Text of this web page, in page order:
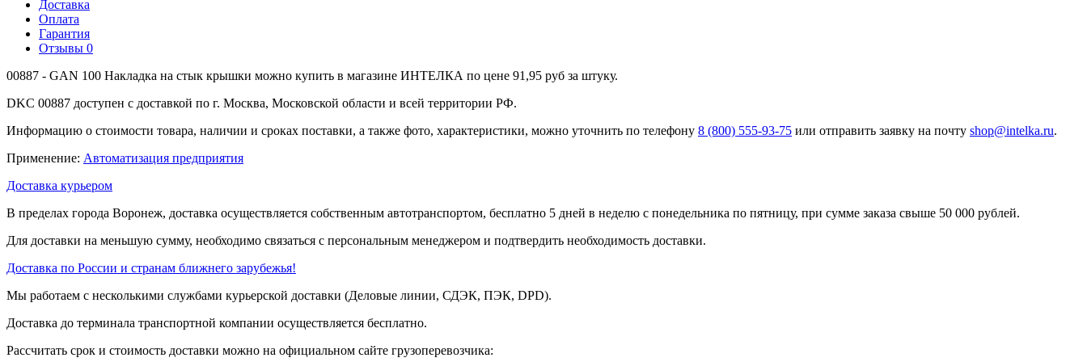
Доставка
Оплата
Гарантия
Отзывы 0
00887 - GAN 100 Накладка на стык крышки можно купить в магазине ИНТЕЛКА по цене 91,95 руб за штуку.
DKC 00887 доступен с доставкой по г. Москва, Московской области и всей территории РФ.
Информацию о стоимости товара, наличии и сроках поставки, а также фото, характеристики, можно уточнить по телефону 8 (800) 555-93-75 или отправить заявку на почту shop@intelka.ru.
Применение: Автоматизация предприятия
Доставка курьером
В пределах города Воронеж, доставка осуществляется собственным автотранспортом, бесплатно 5 дней в неделю с понедельника по пятницу, при сумме заказа свыше 50 000 рублей.
Для доставки на меньшую сумму, необходимо связаться с персональным менеджером и подтвердить необходимость доставки.
Доставка по России и странам ближнего зарубежья!
Мы работаем с несколькими службами курьерской доставки (Деловые линии, СДЭК, ПЭК, DPD).
Доставка до терминала транспортной компании осуществляется бесплатно.
Рассчитать срок и стоимость доставки можно на официальном сайте грузоперевозчика: